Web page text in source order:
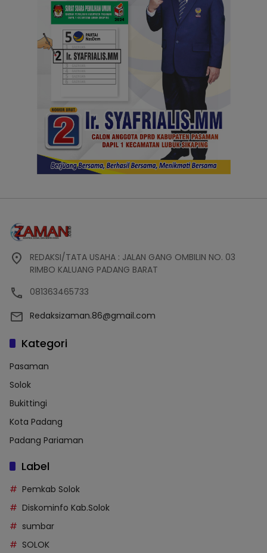
REDAKSI/TATA USAHA : JALAN GANG OMBILIN NO. 03
RIMBO KALUANG PADANG BARAT
081363465733
Redaksizaman.86@gmail.com
Kategori
Pasaman
Solok
Bukittingi
Kota Padang
Padang Pariaman
Label
Pemkab Solok
Diskominfo Kab.Solok
sumbar
SOLOK